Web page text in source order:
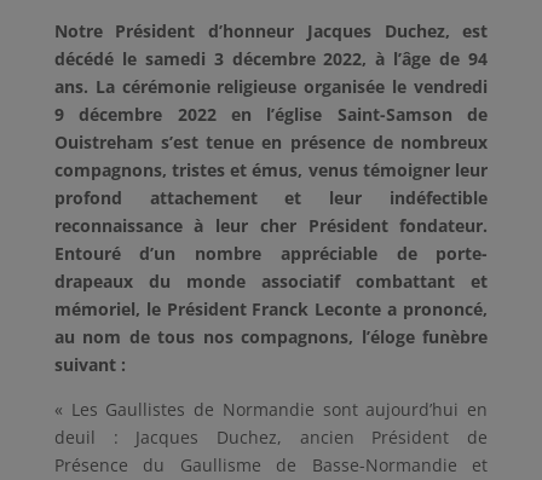
Notre Président d’honneur Jacques Duchez, est
décédé le samedi 3 décembre 2022, à l’âge de 94
ans. La cérémonie religieuse organisée le vendredi
9 décembre 2022 en l’église Saint-Samson de
Ouistreham s’est tenue en présence de nombreux
compagnons, tristes et émus, venus témoigner leur
profond attachement et leur indéfectible
reconnaissance à leur cher Président fondateur.
Entouré d’un nombre appréciable de porte-
drapeaux du monde associatif combattant et
mémoriel, le Président Franck Leconte a prononcé,
au nom de tous nos compagnons, l’éloge funèbre
suivant :
« Les Gaullistes de Normandie sont aujourd’hui en
deuil : Jacques Duchez, ancien Président de
Présence du Gaullisme de Basse-Normandie et